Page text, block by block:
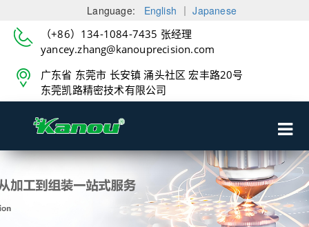
Language: English ｜Japanese
（+86）134-1084-7435 张经理
yancey.zhang@kanouprecision.com
广东省 东莞市 长安镇 涌头社区 宏丰路20号
东莞凯路精密技术有限公司